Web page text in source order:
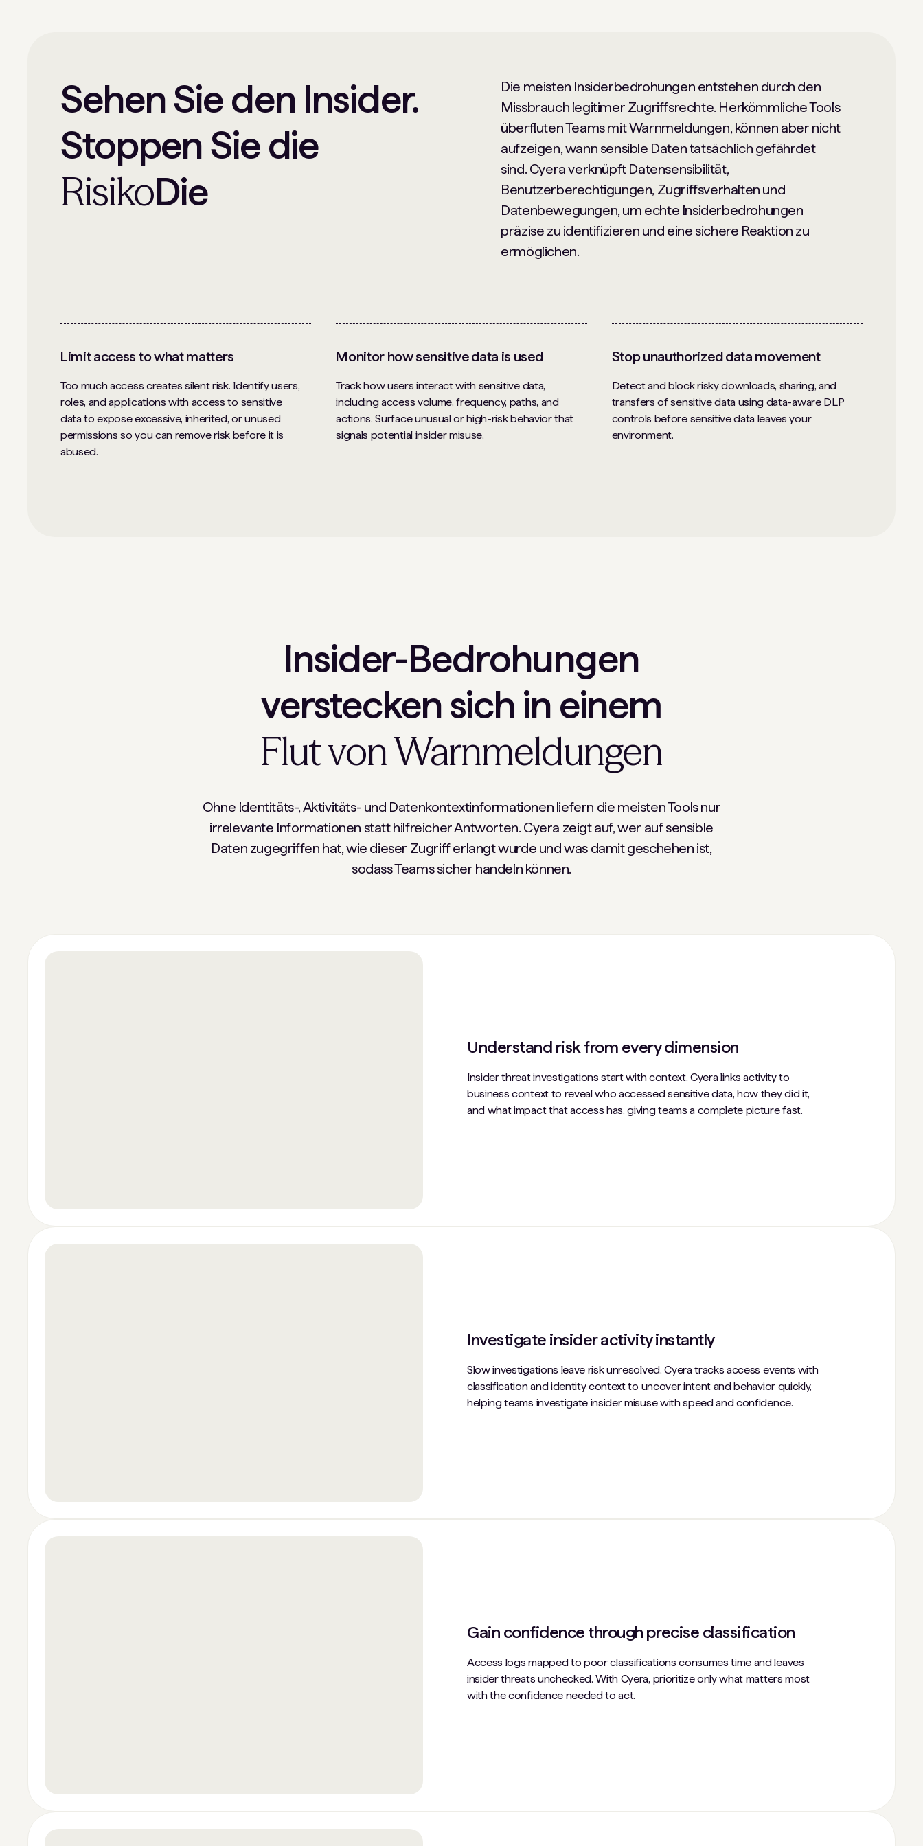
Sehen Sie den Insider.
Stoppen Sie die
RisikoDie
Die meisten Insiderbedrohungen entstehen durch den
Missbrauch legitimer Zugriffsrechte. Herkömmliche Tools
überfluten Teams mit Warnmeldungen, können aber nicht
aufzeigen, wann sensible Daten tatsächlich gefährdet
sind. Cyera verknüpft Datensensibilität,
Benutzerberechtigungen, Zugriffsverhalten und
Datenbewegungen, um echte Insiderbedrohungen
präzise zu identifizieren und eine sichere Reaktion zu
ermöglichen.
Limit access to what matters
Too much access creates silent risk. Identify users,
roles, and applications with access to sensitive
data to expose excessive, inherited, or unused
permissions so you can remove risk before it is
abused.
Monitor how sensitive data is used
Track how users interact with sensitive data,
including access volume, frequency, paths, and
actions. Surface unusual or high-risk behavior that
signals potential insider misuse.
Stop unauthorized data movement
Detect and block risky downloads, sharing, and
transfers of sensitive data using data-aware DLP
controls before sensitive data leaves your
environment.
Insider-Bedrohungen
verstecken sich in einem
Flut von Warnmeldungen
Ohne Identitäts-, Aktivitäts- und Datenkontextinformationen liefern die meisten Tools nur
irrelevante Informationen statt hilfreicher Antworten. Cyera zeigt auf, wer auf sensible
Daten zugegriffen hat, wie dieser Zugriff erlangt wurde und was damit geschehen ist,
sodass Teams sicher handeln können.
Understand risk from every dimension
Insider threat investigations start with context. Cyera links activity to
business context to reveal who accessed sensitive data, how they did it,
and what impact that access has, giving teams a complete picture fast.
Investigate insider activity instantly
Slow investigations leave risk unresolved. Cyera tracks access events with
classification and identity context to uncover intent and behavior quickly,
helping teams investigate insider misuse with speed and confidence.
Gain confidence through precise classification
Access logs mapped to poor classifications consumes time and leaves
insider threats unchecked. With Cyera, prioritize only what matters most
with the confidence needed to act.